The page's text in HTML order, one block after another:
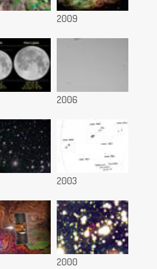
2009
2006
2003
2000